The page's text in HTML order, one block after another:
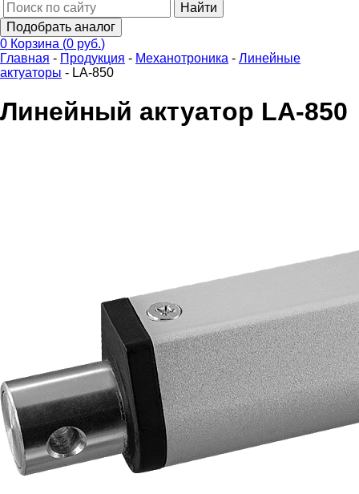
Найти
Подобрать аналог
0 Корзина (0 руб.)
Главная - Продукция - Механотроника - Линейные
актуаторы - LA-850
Линейный актуатор LA-850